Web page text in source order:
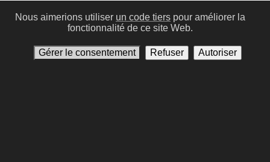
Nous aimerions utiliser un code tiers pour améliorer la
fonctionnalité de ce site Web.
Gérer le consentement Refuser Autoriser